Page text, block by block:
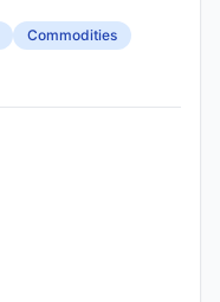
Commodities